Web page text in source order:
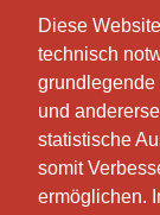
Diese
technisch
grundlegende
und
statistische
somit
ermöglichen.
Diese
technisch
grundlegende
und
statistische
somit
ermöglichen.
Einzellektion
Jahres Abo
Lektionen
Schnupper-
Einzellektion